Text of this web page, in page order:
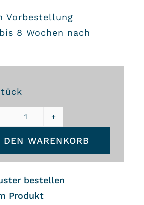
Vorbestellung
8 Wochen nach
DEN WARENKORB
bestellen
Produkt